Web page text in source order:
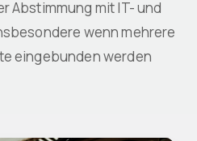
Abstimmung mit IT- und
wenn mehrere
eingebunden werden